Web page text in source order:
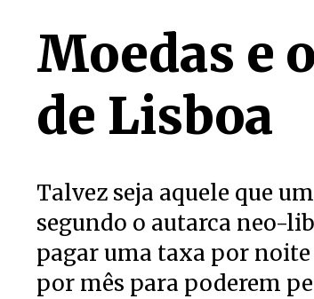
Moedas e
de Lisboa
Talvez seja aquele que
segundo o autarca neo-
pagar uma taxa por noite
por mês para poderem